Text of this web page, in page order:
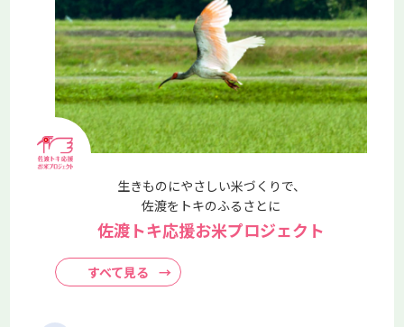
います。 コープデリ連合会
2026.03.10 コープデリ連合会
コープみらい
いばらきコープ
とちぎコープ
コープぐんま
コープながの
コープデリにいがた
「令和6年能登半島地震及び能登半島豪雨災害募金」に8,211
万2,410円が寄せられました
コープデリ連合会
コープみらい
いばらきコープ
とちぎコープ
合法人千葉産直センター（ほうれん草）～
【食べて未来へつなごう】有機農産物～農事組合法人千葉産
生きものにやさしい米づくりで、
佐渡をトキのふるさとに
佐渡トキ応援お米プロジェクト
すべて見る →